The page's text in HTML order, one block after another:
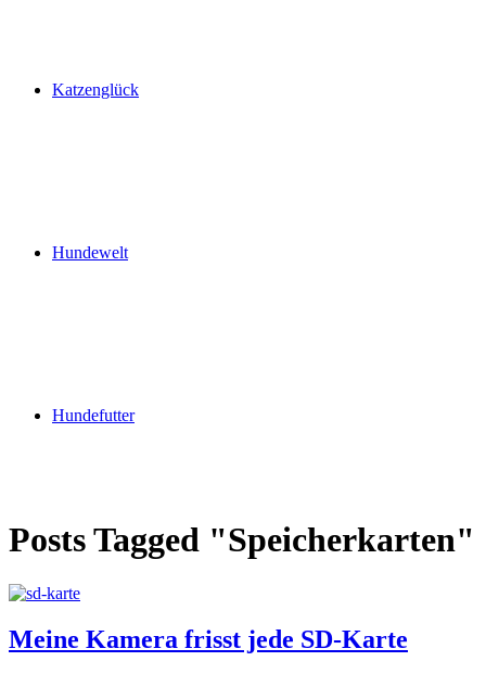
Katzenglück
Hundewelt
Hundefutter
Posts Tagged "Speicherkarten"
Meine Kamera frisst jede SD-Karte